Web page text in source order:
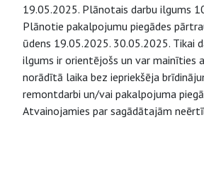
19.05.2025. Plānotais darbu ilgums
Plānotie pakalpojumu piegādes
ūdens 19.05.2025. 30.05.2025. Tikai
ilgums ir orientējošs un var mainīties
norādītā laika bez iepriekšēja
remontdarbi un/vai pakalpojuma
Atvainojamies par sagādātajām